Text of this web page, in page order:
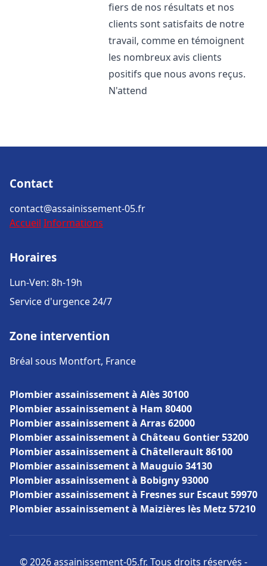
fiers de nos résultats et nos
clients sont satisfaits de notre
travail, comme en témoignent
les nombreux avis clients
positifs que nous avons reçus.
N'attend
Contact
contact@assainissement-05.fr
Accueil Informations
Horaires
Lun-Ven: 8h-19h
Service d'urgence 24/7
Zone intervention
Bréal sous Montfort, France
Plombier assainissement à Alès 30100
Plombier assainissement à Ham 80400
Plombier assainissement à Arras 62000
Plombier assainissement à Château Gontier 53200
Plombier assainissement à Châtellerault 86100
Plombier assainissement à Mauguio 34130
Plombier assainissement à Bobigny 93000
Plombier assainissement à Fresnes sur Escaut 59970
Plombier assainissement à Maizières lès Metz 57210
© 2026 assainissement-05.fr. Tous droits réservés -